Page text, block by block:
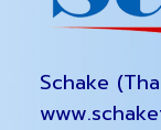
Schake